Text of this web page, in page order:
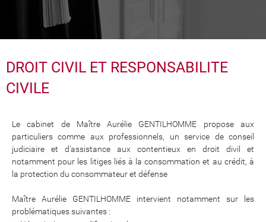
DROIT CIVIL ET RESPONSABILITE
CIVILE
Le cabinet de Maître Aurélie GENTILHOMME propose aux
particuliers comme aux professionnels, un service de conseil
judiciaire et d'assistance aux contentieux en droit divil et
notamment pour les litiges liés à la consommation et au crédit, à
la protection du consommateur et défense
Maître Aurélie GENTILHOMME intervient notamment sur les
problématiques suivantes :